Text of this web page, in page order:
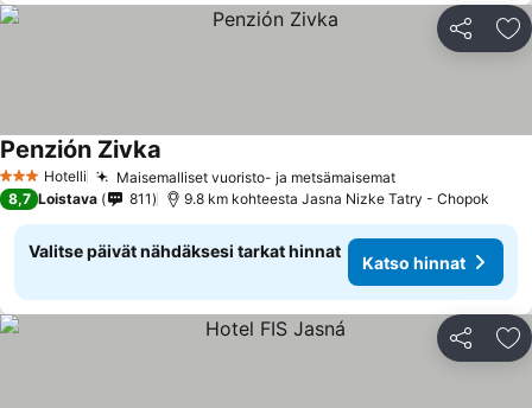
Jaa
3 Tähtiluokitus
Hotelli Maisemalliset vuoristo- ja metsämaisemat
Penzión Zivka
8,7 Loistava 811 9.8 km kohteesta Jasna Nizke Tatry - Chopok
Valitse päivät nähdäksesi tarkat hinnat
Katso hinnat
Jaa